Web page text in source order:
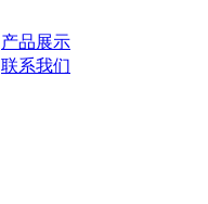
产品展示
联系我们